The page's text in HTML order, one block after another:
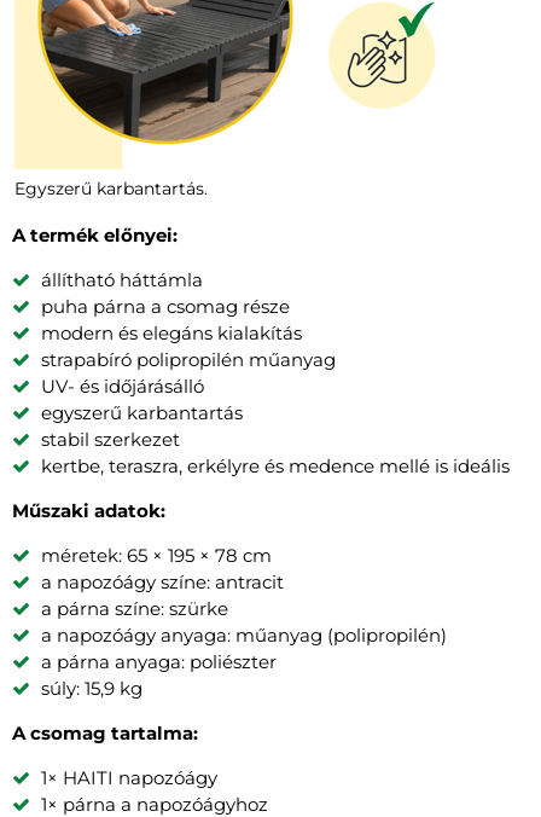
Egyszerű karbantartás.
A termék előnyei:
állítható háttámla
puha párna a csomag része
modern és elegáns kialakítás
strapabíró polipropilén műanyag
UV- és időjárásálló
egyszerű karbantartás
stabil szerkezet
kertbe, teraszra, erkélyre és medence mellé is ideális
Műszaki adatok:
méretek: 65 × 195 × 78 cm
a napozóágy színe: antracit
a párna színe: szürke
a napozóágy anyaga: műanyag (polipropilén)
a párna anyaga: poliészter
súly: 15,9 kg
A csomag tartalma:
1× HAITI napozóágy
1× párna a napozóágyhoz